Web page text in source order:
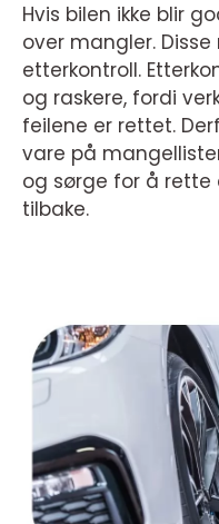
Hvis bilen ikke blir
over mangler.
etterkontroll.
og raskere, fordi
feilene er rettet.
vare på
og sørge for å
tilbake.